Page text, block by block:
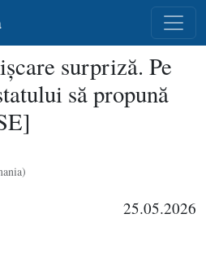
surpriză. Pe
să propună
25.05.2026